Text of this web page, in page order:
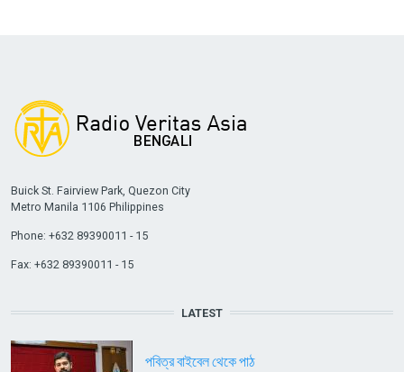
Buick St. Fairview Park, Quezon City
Metro Manila 1106 Philippines
Phone: +632 89390011 - 15
Fax: +632 89390011 - 15
LATEST
পবিত্র বাইবেল থেকে পাঠ